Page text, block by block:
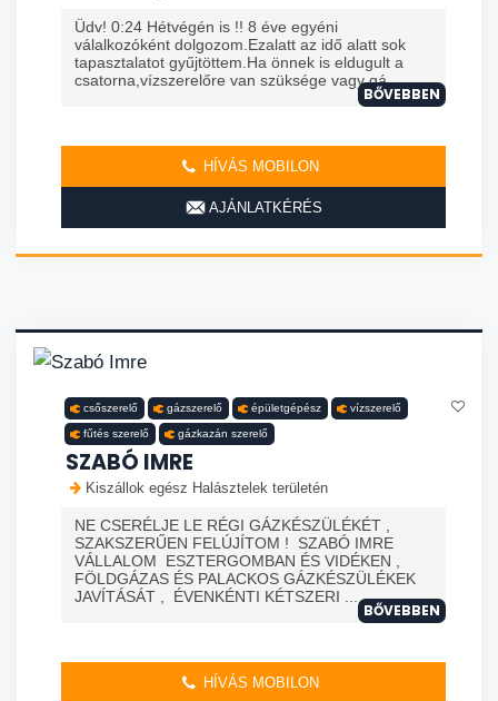
Üdv! 0:24 Hétvégén is !! 8 éve egyéni
válalkozóként dolgozom.Ezalatt az idő alatt sok
tapasztalatot gyűjtöttem.Ha önnek is eldugult a
csatorna,vízszerelőre van szüksége vagy gá
BŐVEBBEN
HÍVÁS MOBILON
AJÁNLATKÉRÉS
csőszerelő gázszerelő épületgépész vízszerelő
fűtés szerelő gázkazán szerelő
SZABÓ IMRE
Kiszállok egész Halásztelek területén
NE CSERÉLJE LE RÉGI GÁZKÉSZÜLÉKÉT ,
SZAKSZERŰEN FELÚJÍTOM ! SZABÓ IMRE
VÁLLALOM ESZTERGOMBAN ÉS VIDÉKEN ,
FÖLDGÁZAS ÉS PALACKOS GÁZKÉSZÜLÉKEK
JAVÍTÁSÁT , ÉVENKÉNTI KÉTSZERI ...
BŐVEBBEN
HÍVÁS MOBILON